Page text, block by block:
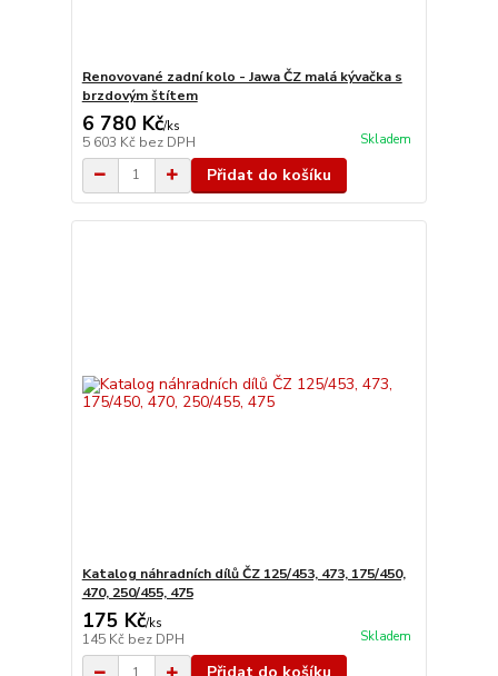
Renovované zadní kolo - Jawa ČZ malá kývačka s
brzdovým štítem
6 780 Kč/ks
5 603 Kč bez DPH Skladem
Přidat do košíku
Katalog náhradních dílů ČZ 125/453, 473, 175/450,
470, 250/455, 475
175 Kč/ks
145 Kč bez DPH Skladem